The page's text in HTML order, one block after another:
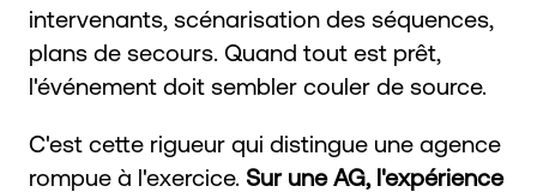
intervenants, scénarisation des séquences,
plans de secours. Quand tout est prêt,
l'événement doit sembler couler de source.
C'est cette rigueur qui distingue une agence
rompue à l'exercice. Sur une AG, l'expérience